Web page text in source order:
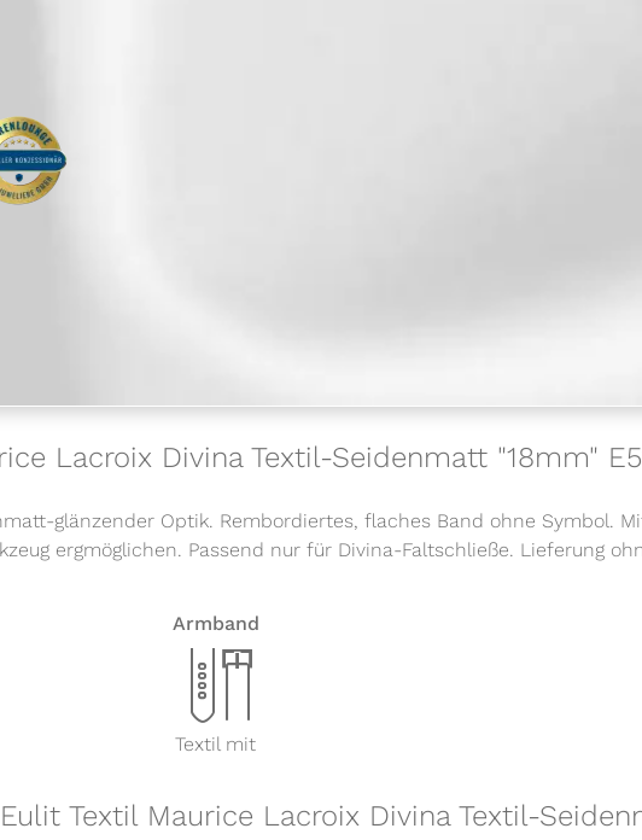
Lacroix Divina Textil-Seidenmatt "18mm"
glänzender Optik. Rembordiertes, flaches Band ohne Symbol.
ergmöglichen. Passend nur für Divina-Faltschließe. Lieferung
Armband
x
Textil mit
Textil Maurice Lacroix Divina Textil-